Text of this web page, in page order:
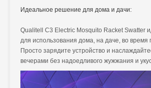
Идеальное решение для дома и дачи:
Qualitell C3 Electric Mosquito Racket Swatter
для использования дома, на даче, во время
Просто зарядите устройство и
вечерами без надоедливого жужжания и